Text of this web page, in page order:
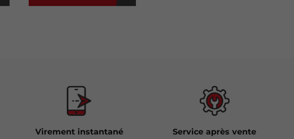
Virement instantané
Service après vente